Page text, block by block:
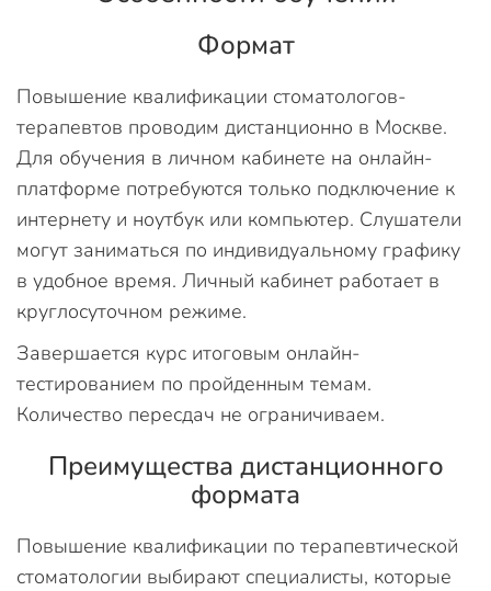
Формат
Повышение квалификации стоматологов-
терапевтов проводим дистанционно в Москве.
Для обучения в личном кабинете на онлайн-
платформе потребуются только подключение к
интернету и ноутбук или компьютер. Слушатели
могут заниматься по индивидуальному графику
в удобное время. Личный кабинет работает в
круглосуточном режиме.
Завершается курс итоговым онлайн-
тестированием по пройденным темам.
Количество пересдач не ограничиваем.
Преимущества дистанционного
формата
Повышение квалификации по терапевтической
стоматологии выбирают специалисты, которые